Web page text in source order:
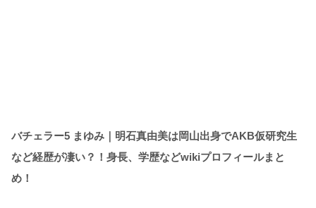
バチェラー5 まゆみ｜明石真由美は岡山出身でAKB仮研究生
など経歴が凄い？！身長、学歴などwikiプロフィールまと
め！